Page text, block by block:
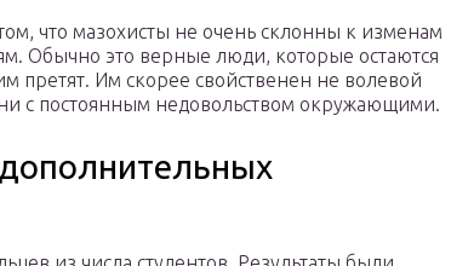
что мазохисты не очень склонны к изменам
Обычно это верные люди, которые остаются
претят. Им скорее свойственен не волевой
с постоянным недовольством окружающими.